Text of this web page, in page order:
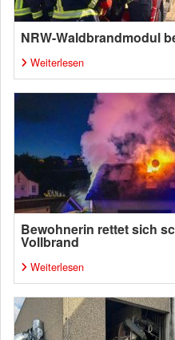
NRW-Waldbrandmodul
Weiterlesen
Bewohnerin rettet sich
Vollbrand
Weiterlesen